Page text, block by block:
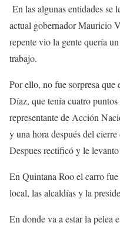
En las algunas entidades se
actual gobernador Mauricio
repente vio la gente quería
trabajo.
Por ello, no fue sorpresa
Díaz, que tenía cuatro
representante de Acción
y una hora después del
Despues rectificó y le
En Quintana Roo el carro
local, las alcaldías y la
En donde va a estar la pelea